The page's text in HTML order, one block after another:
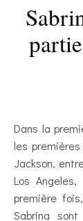
Dans la première partie (à lire ici), Sabrina vous a raconté
les
Jackson,
Los
première
Sabrina